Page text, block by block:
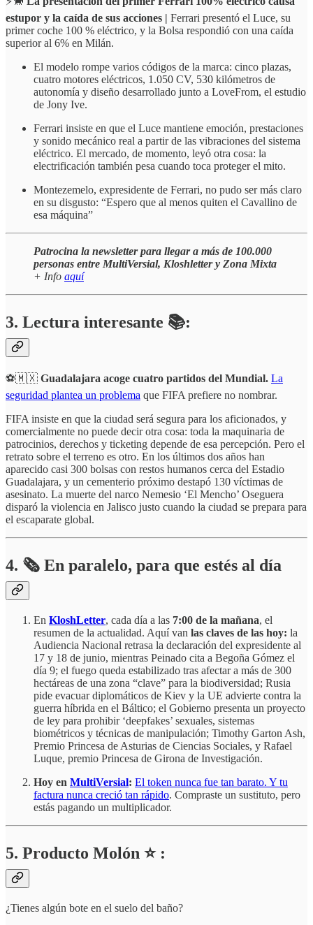
estupor y la caída de sus acciones | Ferrari presentó el Luce, su
primer coche 100 % eléctrico, y la Bolsa respondió con una caída
superior al 6% en Milán.
El modelo rompe varios códigos de la marca: cinco plazas,
cuatro motores eléctricos, 1.050 CV, 530 kilómetros de
autonomía y diseño desarrollado junto a LoveFrom, el estudio
de Jony Ive.
Ferrari insiste en que el Luce mantiene emoción, prestaciones
y sonido mecánico real a partir de las vibraciones del sistema
eléctrico. El mercado, de momento, leyó otra cosa: la
electrificación también pesa cuando toca proteger el mito.
Montezemelo, expresidente de Ferrari, no pudo ser más claro
en su disgusto: “Espero que al menos quiten el Cavallino de
esa máquina”
Patrocina la newsletter para llegar a más de 100.000
personas entre MultiVersial, Kloshletter y Zona Mixta
+ Info aquí
3. Lectura interesante 📚:
⚽🇲🇽 Guadalajara acoge cuatro partidos del Mundial. La
seguridad plantea un problema que FIFA prefiere no nombrar.
FIFA insiste en que la ciudad será segura para los aficionados, y
comercialmente no puede decir otra cosa: toda la maquinaria de
patrocinios, derechos y ticketing depende de esa percepción. Pero el
retrato sobre el terreno es otro. En los últimos dos años han
aparecido casi 300 bolsas con restos humanos cerca del Estadio
Guadalajara, y un cementerio próximo destapó 130 víctimas de
asesinato. La muerte del narco Nemesio ‘El Mencho’ Oseguera
disparó la violencia en Jalisco justo cuando la ciudad se prepara para
el escaparate global.
4. 🗞️ En paralelo, para que estés al día
En KloshLetter, cada día a las 7:00 de la mañana, el
resumen de la actualidad. Aquí van las claves de las hoy: la
Audiencia Nacional retrasa la declaración del expresidente al
17 y 18 de junio, mientras Peinado cita a Begoña Gómez el
día 9; el fuego queda estabilizado tras afectar a más de 300
hectáreas de una zona “clave” para la biodiversidad; Rusia
pide evacuar diplomáticos de Kiev y la UE advierte contra la
guerra híbrida en el Báltico; el Gobierno presenta un proyecto
de ley para prohibir ‘deepfakes’ sexuales, sistemas
biométricos y técnicas de manipulación; Timothy Garton Ash,
Premio Princesa de Asturias de Ciencias Sociales, y Rafael
Luque, premio Princesa de Girona de Investigación.
Hoy en MultiVersial: El token nunca fue tan barato. Y tu
factura nunca creció tan rápido. Compraste un sustituto, pero
estás pagando un multiplicador.
5. Producto Molón ⭐ :
¿Tienes algún bote en el suelo del baño?